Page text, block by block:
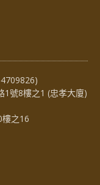
1號8樓之1 (忠孝大廈)
之16